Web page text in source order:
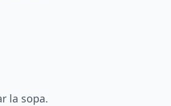
la sopa.